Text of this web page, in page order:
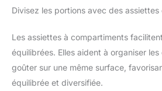
Divisez les portions avec des
Les assiettes à compartiments
équilibrées. Elles aident à organiser
goûter sur une même surface,
équilibrée et diversifiée.